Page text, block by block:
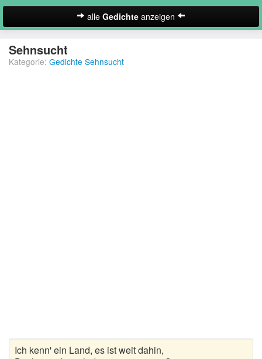
alle Gedichte anzeigen
Neues Gedicht eintragen
Sehnsucht
Kategorie: Gedichte Sehnsucht
Ich kenn' ein Land, es ist weit dahin,